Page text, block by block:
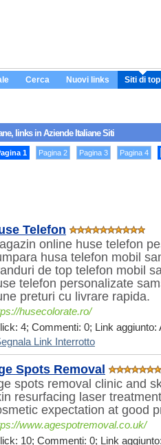
Cerca Nuovi links Siti di top
links in Aziende Italiane Siti
1 Pagina 2 Pagina 3 Pagina 4
Telefon
online huse telefon
husa telefon mobil
de top telefon mobil
telefon personalizate
preturi cu livrare rapida.
husecolorate.ro/
4; Commenti: 0; Link aggiunto:
Link Interrotto
Spots Removal
spots removal clinic and
resurfacing laser
expectation at good
www.agespotremoval.co.uk/
10; Commenti: 0; Link